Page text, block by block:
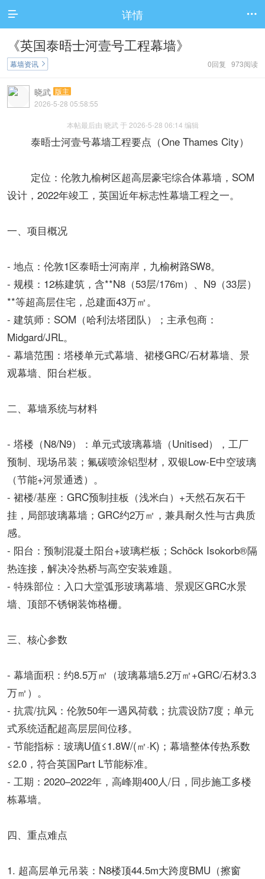
 详情 
《英国泰晤士河壹号工程幕墙》
0回复 973阅读
幕墙资讯 
晓武 版主
2026-5-28 05:58:55
本帖最后由 晓武 于 2026-5-28 06:14 编辑
泰晤士河壹号幕墙工程要点（One Thames City）
定位：伦敦九榆树区超高层豪宅综合体幕墙，SOM
设计，2022年竣工，英国近年标志性幕墙工程之一。
一、项目概况
- 地点：伦敦1区泰晤士河南岸，九榆树路SW8。
- 规模：12栋建筑，含**N8（53层/176m）、N9（33层）
**等超高层住宅，总建面43万㎡。
- 建筑师：SOM（哈利法塔团队）；主承包商：
Midgard/JRL。
- 幕墙范围：塔楼单元式幕墙、裙楼GRC/石材幕墙、景
观幕墙、阳台栏板。
二、幕墙系统与材料
- 塔楼（N8/N9）：单元式玻璃幕墙（Unitised），工厂
预制、现场吊装；氟碳喷涂铝型材，双银Low-E中空玻璃
（节能+河景通透）。
- 裙楼/基座：GRC预制挂板（浅米白）+天然石灰石干
挂，局部玻璃幕墙；GRC约2万㎡，兼具耐久性与古典质
感。
- 阳台：预制混凝土阳台+玻璃栏板；Schöck Isokorb®隔
热连接，解决冷热桥与高空安装难题。
- 特殊部位：入口大堂弧形玻璃幕墙、景观区GRC水景
墙、顶部不锈钢装饰格栅。
三、核心参数
- 幕墙面积：约8.5万㎡（玻璃幕墙5.2万㎡+GRC/石材3.3
万㎡）。
- 抗震/抗风：伦敦50年一遇风荷载；抗震设防7度；单元
式系统适配超高层层间位移。
- 节能指标：玻璃U值≤1.8W/(㎡·K)；幕墙整体传热系数
≤2.0，符合英国Part L节能标准。
- 工期：2020–2022年，高峰期400人/日，同步施工多楼
栋幕墙。
四、重点难点
1. 超高层单元吊装：N8楼顶44.5m大跨度BMU（擦窗